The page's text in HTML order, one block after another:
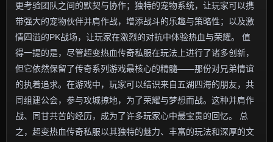
更考验团队之间的默契与协作；独特的宠物系统，让玩家可以携
带强大的宠物伙伴并肩作战，增添战斗的乐趣与策略性；以及激
情四溢的PK战场，让玩家在激烈的对抗中体验热血与荣耀。 值
得一提的是，尽管超变热血传奇私服在玩法上进行了诸多创新，
但它依然保留了传奇系列游戏最核心的精髓——那份对兄弟情谊
的执着追求。在游戏中，玩家可以结识来自五湖四海的朋友，共
同组建公会，参与攻城掠地，为了荣耀与梦想而战。这种并肩作
战、同甘共苦的经历，成为了许多玩家心中最宝贵的回忆。 总
之，超变热血传奇私服以其独特的魅力、丰富的玩法和深厚的文